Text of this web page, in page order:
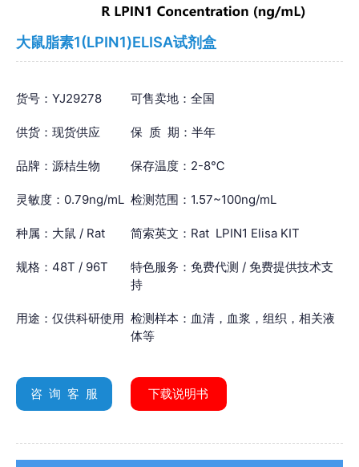
大鼠脂素1(LPIN1)ELISA试剂盒
货号：YJ29278 可售卖地：全国
供货：现货供应 保 质 期：半年
品牌：源桔生物 保存温度：2-8℃
灵敏度：0.79ng/mL 检测范围：1.57~100ng/mL
种属：大鼠 / Rat 简索英文：Rat LPIN1 Elisa KIT
规格：48T / 96T
特色服务：免费代测 / 免费提供技术支
持
用途：仅供科研使用 检测样本：血清，血浆，组织，相关液
体等
咨 询 客 服 下载说明书